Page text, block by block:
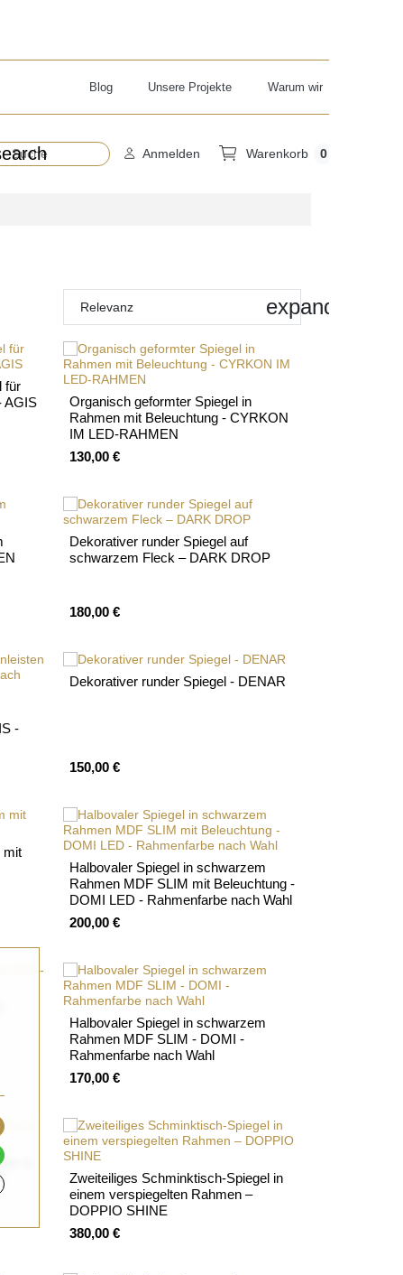
Blog Unsere Projekte Warum wir
Anmelden Warenkorb 0
Relevanz expand_more
für
AGIS
Organisch geformter Spiegel in
Rahmen mit Beleuchtung - CYRKON
IM LED-RAHMEN
130,00 €
Dekorativer runder Spiegel auf
schwarzem Fleck – DARK DROP
180,00 €
-
Dekorativer runder Spiegel - DENAR
150,00 €
mit
Halbovaler Spiegel in schwarzem
Rahmen MDF SLIM mit Beleuchtung -
DOMI LED - Rahmenfarbe nach Wahl
200,00 €
Halbovaler Spiegel in schwarzem
Rahmen MDF SLIM - DOMI -
Rahmenfarbe nach Wahl
170,00 €
in
Zweiteiliges Schminktisch-Spiegel in
einem verspiegelten Rahmen –
DOPPIO SHINE
380,00 €